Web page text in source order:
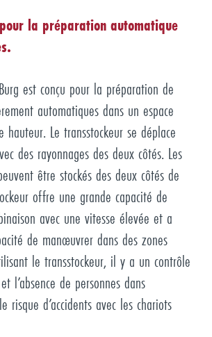
la préparation automatique
est conçu pour la préparation de
automatiques dans un espace
Le transstockeur se déplace
des rayonnages des deux côtés. Les
être stockés des deux côtés de
offre une grande capacité de
avec une vitesse élevée et a
de manœuvrer dans des zones
le transstockeur, il y a un contrôle
l’absence de personnes dans
risque d’accidents avec les chariots